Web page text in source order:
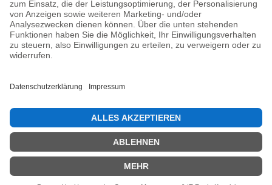
Unsere Prüfsiegel